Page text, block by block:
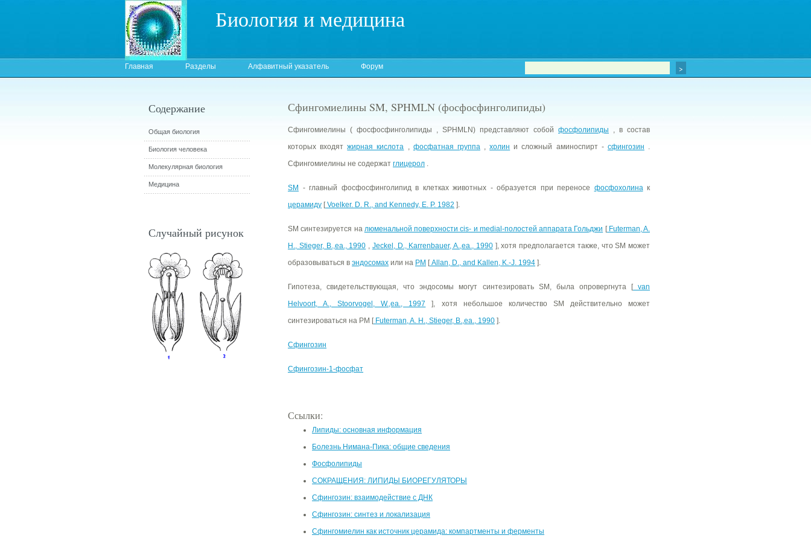
Биология и медицина
Главная Разделы Алфавитный указатель Форум
Сфингомиелины SM, SPHMLN (фосфосфинголипиды)
Сфингомиелины ( фосфосфинголипиды , SPHMLN) представляют собой фосфолипиды , в состав
которых входятжирная кислота , фосфатная группа,холин и сложный аминоспирт - сфингозин .
Сфингомиелины не содержат глицерол .
SM - главный фосфосфинголипид в клетках животных - образуется при переносе фосфохолинак
церамиду [Voelker. D. R., and Kennedy, Е. P. 1982 ].
SM синтезируется на люменальной поверхности cis- и medial-полостей аппарата Гольджи [Futerman, A.
Н., Stieger, В.,ea., 1990 , Jeckel, D., Karrenbauer, A.,ea., 1990], хотя предполагается также, что SM может
образовываться в эндосомах или на РМ [Allan, D., and Kallen, K.-J. 1994 ].
Гипотеза, свидетельствующая, что эндосомы могут синтезировать SM, была опровергнута [van
Helvoort, A., Stoorvogel, W.,ea., 1997 ], хотя небольшое количество SM действительно может
синтезироваться на РМ [Futerman, A. Н., Stieger, В.,ea., 1990 ].
Сфингозин
Сфингозин-1-фосфат
Ссылки:
Липиды: основная информация
Болезнь Нимана-Пика: общие сведения
Фосфолипиды
СОКРАЩЕНИЯ: ЛИПИДЫ БИОРЕГУЛЯТОРЫ
Сфингозин: взаимодействие с ДНК
Сфингозин: синтез и локализация
Сфингомиелин как источник церамида: компартменты и ферменты
Содержание
Общая биология
Биология человека
Молекулярная биология
Медицина
Случайный рисунок